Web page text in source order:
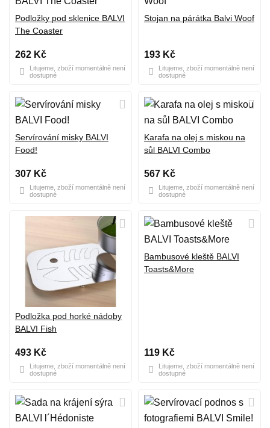
Podložky pod sklenice BALVI
The Coaster
262 Kč
Litujeme, zboží momentálně není
dostupné
Stojan na párátka Balvi Woof
193 Kč
Litujeme, zboží momentálně není
dostupné
Servírování misky BALVI
Food!
307 Kč
Litujeme, zboží momentálně není
dostupné
Karafa na olej s miskou na
sůl BALVI Combo
567 Kč
Litujeme, zboží momentálně není
dostupné
Podložka pod horké nádoby
BALVI Fish
493 Kč
Litujeme, zboží momentálně není
dostupné
Bambusové kleště BALVI
Toasts&More
119 Kč
Litujeme, zboží momentálně není
dostupné